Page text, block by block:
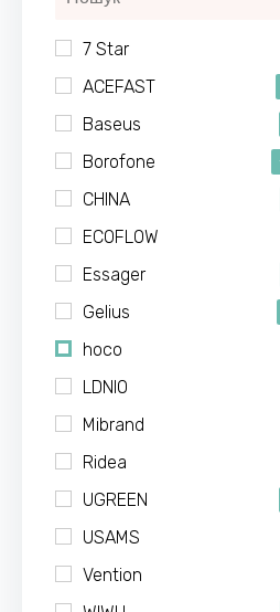
7 Star
ACEFAST
Baseus
Borofone
CHINA
ECOFLOW
Essager
Gelius
hoco
LDNIO
Mibrand
Ridea
UGREEN
USAMS
Vention